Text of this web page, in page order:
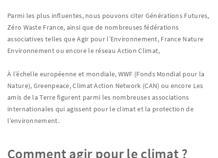
Parmi les plus influentes, nous pouvons citer Générations Futures,
Zéro Waste France, ainsi que de nombreuses fédérations
associatives telles que Agir pour l’Environnement, France Nature
Environnement ou encore le réseau Action Climat,
À l’échelle européenne et mondiale, WWF (Fonds Mondial pour la
Nature), Greenpeace, Climat Action Network (CAN) ou encore Les
amis de la Terre figurent parmi les nombreuses associations
internationales qui agissent pour le climat et la protection de
l’environnement.
Comment agir pour le climat ?